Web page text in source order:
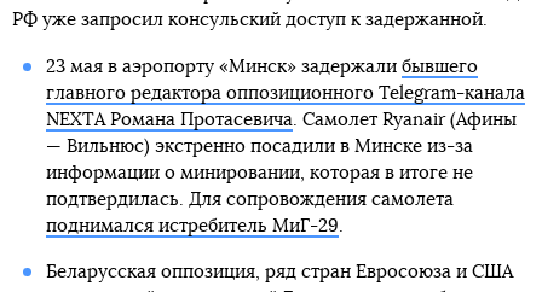
РФ уже запросил консульский доступ к задержанной.
23 мая в аэропорту «Минск» задержали бывшего
главного редактора оппозиционного Telegram-канала
NEXTA Романа Протасевича. Самолет Ryanair (Афины
— Вильнюс) экстренно посадили в Минске из-за
информации о минировании, которая в итоге не
подтвердилась. Для сопровождения самолета
поднимался истребитель МиГ-29.
Беларусская оппозиция, ряд стран Евросоюза и США